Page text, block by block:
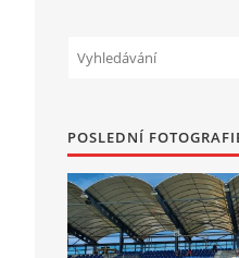
POSLEDNÍ